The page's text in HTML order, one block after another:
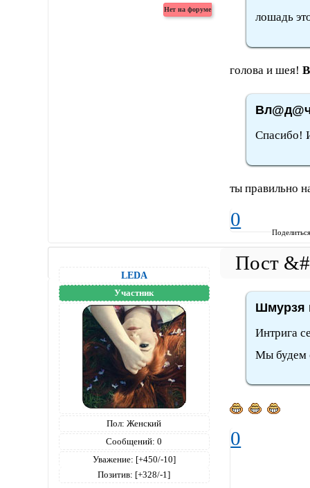
лошадь
голова и шея!
Спасибо!
ты правильно
0
LEDA
Участник
Пол: Женский
Сообщений: 0
Уважение: [+450/-10]
Позитив: [+328/-1]
Шмурзя
Интрига
Мы будем
0